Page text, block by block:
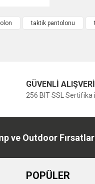
taktik pantolonu
GÜVENLİ
256 BIT SSL Sertifika
ve Outdoor
POPÜLER